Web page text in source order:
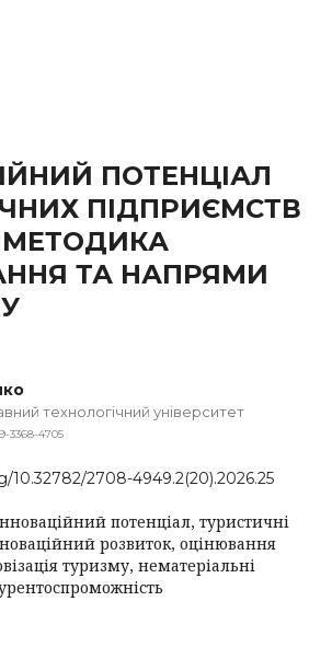
ПОТЕНЦІАЛ
ПІДПРИЄМСТВ
МЕТОДИКА
ТА НАПРЯМИ
технологічний університет
3368-4705
10.32782/2708-4949.2(20).2026.25
потенціал, туристичні
розвиток, оцінювання
туризму, нематеріальні